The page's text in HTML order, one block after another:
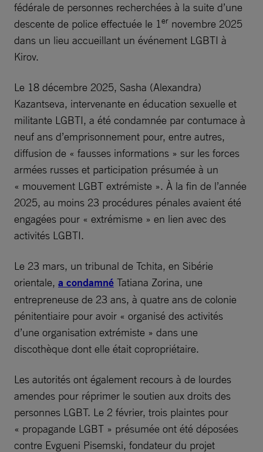
fédérale de personnes recherchées à la suite d’une
descente de police effectuée le 1 er novembre 2025
dans un lieu accueillant un événement LGBTI à
Kirov.
Le 18 décembre 2025, Sasha (Alexandra)
Kazantseva, intervenante en éducation sexuelle et
militante LGBTI, a été condamnée par contumace à
neuf ans d’emprisonnement pour, entre autres,
diffusion de « fausses informations » sur les forces
armées russes et participation présumée à un
« mouvement LGBT extrémiste ». À la fin de l’année
2025, au moins 23 procédures pénales avaient été
engagées pour « extrémisme » en lien avec des
activités LGBTI.
Le 23 mars, un tribunal de Tchita, en Sibérie
orientale, a condamné Tatiana Zorina, une
entrepreneuse de 23 ans, à quatre ans de colonie
pénitentiaire pour avoir « organisé des activités
d’une organisation extrémiste » dans une
discothèque dont elle était copropriétaire.
Les autorités ont également recours à de lourdes
amendes pour réprimer le soutien aux droits des
personnes LGBT. Le 2 février, trois plaintes pour
« propagande LGBT » présumée ont été déposées
contre Evgueni Pisemski, fondateur du projet